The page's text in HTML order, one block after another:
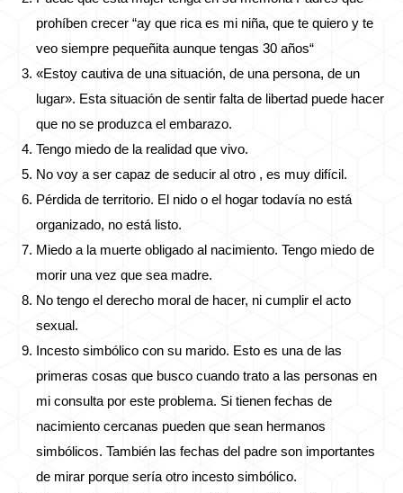
prohíben crecer “ay que rica es mi niña, que te quiero y te
veo siempre pequeñita aunque tengas 30 años“
«Estoy cautiva de una situación, de una persona, de un
lugar». Esta situación de sentir falta de libertad puede hacer
que no se produzca el embarazo.
Tengo miedo de la realidad que vivo.
No voy a ser capaz de seducir al otro , es muy difícil.
Pérdida de territorio. El nido o el hogar todavía no está
organizado, no está listo.
Miedo a la muerte obligado al nacimiento. Tengo miedo de
morir una vez que sea madre.
No tengo el derecho moral de hacer, ni cumplir el acto
sexual.
Incesto simbólico con su marido. Esto es una de las
primeras cosas que busco cuando trato a las personas en
mi consulta por este problema. Si tienen fechas de
nacimiento cercanas pueden que sean hermanos
simbólicos. También las fechas del padre son importantes
de mirar porque sería otro incesto simbólico.